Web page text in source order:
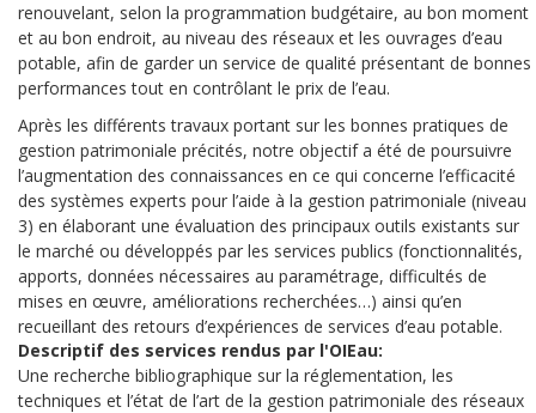
renouvelant, selon la programmation budgétaire, au bon moment
et au bon endroit, au niveau des réseaux et les ouvrages d’eau
potable, afin de garder un service de qualité présentant de bonnes
performances tout en contrôlant le prix de l’eau.
Après les différents travaux portant sur les bonnes pratiques de
gestion patrimoniale précités, notre objectif a été de poursuivre
l’augmentation des connaissances en ce qui concerne l’efficacité
des systèmes experts pour l’aide à la gestion patrimoniale (niveau
3) en élaborant une évaluation des principaux outils existants sur
le marché ou développés par les services publics (fonctionnalités,
apports, données nécessaires au paramétrage, difficultés de
mises en œuvre, améliorations recherchées…) ainsi qu’en
recueillant des retours d’expériences de services d’eau potable.
Descriptif des services rendus par l'OIEau:
Une recherche bibliographique sur la réglementation, les
techniques et l’état de l’art de la gestion patrimoniale des réseaux